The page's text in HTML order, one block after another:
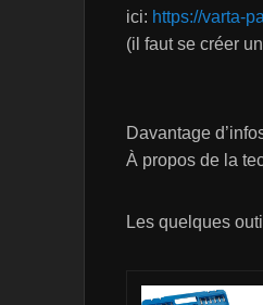
ici: https://varta-
(il faut se créer
Davantage
À propos de la
Les quelques